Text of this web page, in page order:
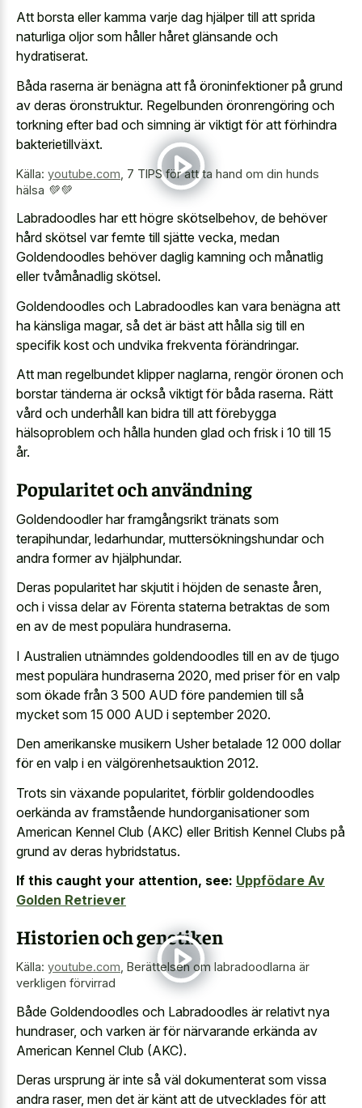
Att borsta eller kamma varje dag hjälper till att sprida
naturliga oljor som håller håret glänsande och
hydratiserat.
Båda raserna är benägna att få öroninfektioner på grund
av deras öronstruktur. Regelbunden öronrengöring och
torkning efter bad och simning är viktigt för att förhindra
bakterietillväxt.
Källa: youtube.com 7 TIPS för att ta hand om din hunds
hälsa 💚💚
Labradoodles har ett högre skötselbehov, de behöver
hård skötsel var femte till sjätte vecka, medan
Goldendoodles behöver daglig kamning och månatlig
eller tvåmånadlig skötsel.
Goldendoodles och Labradoodles kan vara benägna att
ha känsliga magar, så det är bäst att hålla sig till en
specifik kost och undvika frekventa förändringar.
Att man regelbundet klipper naglarna, rengör öronen och
borstar tänderna är också viktigt för båda raserna. Rätt
vård och underhåll kan bidra till att förebygga
hälsoproblem och hålla hunden glad och frisk i 10 till 15
år.
Popularitet och användning
Goldendoodler har framgångsrikt tränats som
terapihundar, ledarhundar, muttersökningshundar och
andra former av hjälphundar.
Deras popularitet har skjutit i höjden de senaste åren,
och i vissa delar av Förenta staterna betraktas de som
en av de mest populära hundraserna.
I Australien utnämndes goldendoodles till en av de tjugo
mest populära hundraserna 2020, med priser för en valp
som ökade från 3 500 AUD före pandemien till så
mycket som 15 000 AUD i september 2020.
Den amerikanske musikern Usher betalade 12 000 dollar
för en valp i en välgörenhetsauktion 2012.
Trots sin växande popularitet, förblir goldendoodles
oerkända av framstående hundorganisationer som
American Kennel Club (AKC) eller British Kennel Clubs på
grund av deras hybridstatus.
If this caught your attention, see: Uppfödare Av
Golden Retriever
Historien och genetiken
Källa: youtube.com Berättelsen om labradoodlarna är
verkligen förvirrad
Både Goldendoodles och Labradoodles är relativt nya
hundraser, och varken är för närvarande erkända av
American Kennel Club (AKC).
Deras ursprung är inte så väl dokumenterat som vissa
andra raser, men det är känt att de utvecklades för att